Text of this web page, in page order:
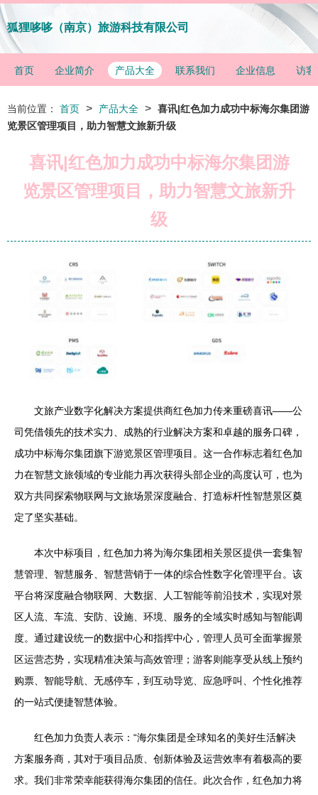
狐狸哆哆（南京）旅游科技有限公司
首页 企业简介 产品大全 联系我们 企业信息 访客
当前位置： 首页 > 产品大全 > 喜讯|红色加力成功中标海尔集团游
览景区管理项目，助力智慧文旅新升级
喜讯|红色加力成功中标海尔集团游
览景区管理项目，助力智慧文旅新升
级
文旅产业数字化解决方案提供商红色加力传来重磅喜讯——公
司凭借领先的技术实力、成熟的行业解决方案和卓越的服务口碑，
成功中标海尔集团旗下游览景区管理项目。这一合作标志着红色加
力在智慧文旅领域的专业能力再次获得头部企业的高度认可，也为
双方共同探索物联网与文旅场景深度融合、打造标杆性智慧景区奠
定了坚实基础。
本次中标项目，红色加力将为海尔集团相关景区提供一套集智
慧管理、智慧服务、智慧营销于一体的综合性数字化管理平台。该
平台将深度融合物联网、大数据、人工智能等前沿技术，实现对景
区人流、车流、安防、设施、环境、服务的全域实时感知与智能调
度。通过建设统一的数据中心和指挥中心，管理人员可全面掌握景
区运营态势，实现精准决策与高效管理；游客则能享受从线上预约
购票、智能导航、无感停车，到互动导览、应急呼叫、个性化推荐
的一站式便捷智慧体验。
红色加力负责人表示：“海尔集团是全球知名的美好生活解决
方案服务商，其对于项目品质、创新体验及运营效率有着极高的要
求。我们非常荣幸能获得海尔集团的信任。此次合作，红色加力将